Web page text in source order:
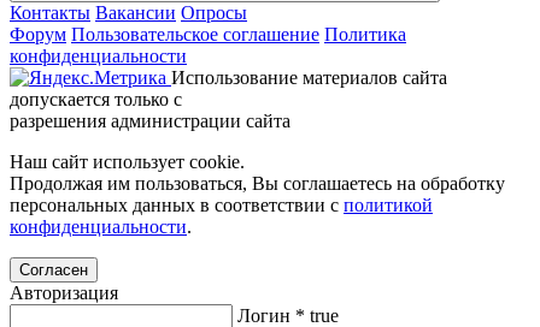
Контакты Вакансии Опросы
Форум Пользовательское соглашение Политика
конфиденциальности
Использование материалов сайта
допускается только с
разрешения администрации сайта
Наш сайт использует cookie.
Продолжая им пользоваться, Вы соглашаетесь на обработку
персональных данных в соответствии с политикой
конфиденциальности.
Согласен
Авторизация
Логин * true